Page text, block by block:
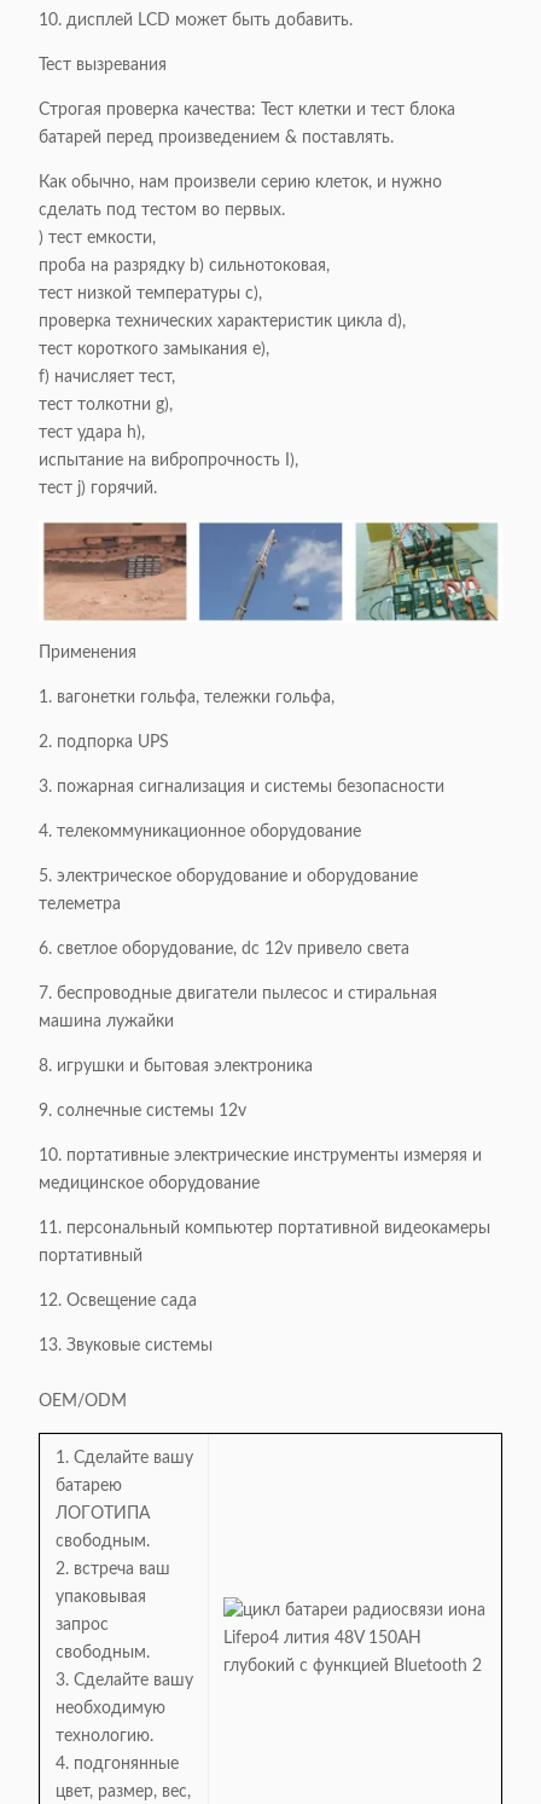
10. дисплей LCD может быть добавить.
Тест вызревания
Строгая проверка качества: Тест клетки и тест блока
батарей перед произведением & поставлять.
Как обычно, нам произвели серию клеток, и нужно
сделать под тестом во первых.
) тест емкости,
проба на разрядку b) сильнотоковая,
тест низкой температуры c),
проверка технических характеристик цикла d),
тест короткого замыкания e),
f) начисляет тест,
тест толкотни g),
тест удара h),
испытание на вибропрочность I),
тест j) горячий.
Применения
1. вагонетки гольфа, тележки гольфа,
2. подпорка UPS
3. пожарная сигнализация и системы безопасности
4. телекоммуникационное оборудование
5. электрическое оборудование и оборудование
телеметра
6. светлое оборудование, dc 12v привело света
7. беспроводные двигатели пылесос и стиральная
машина лужайки
8. игрушки и бытовая электроника
9. солнечные системы 12v
10. портативные электрические инструменты измеряя и
медицинское оборудование
11. персональный компьютер портативной видеокамеры
портативный
12. Освещение сада
13. Звуковые системы
OEM/ODM
1. Сделайте вашу
батарею
ЛОГОТИПА
свободным.
2. встреча ваш
упаковывая
запрос
свободным.
3. Сделайте вашу
необходимую
технологию.
4. подгонянные
цвет, размер, вес,